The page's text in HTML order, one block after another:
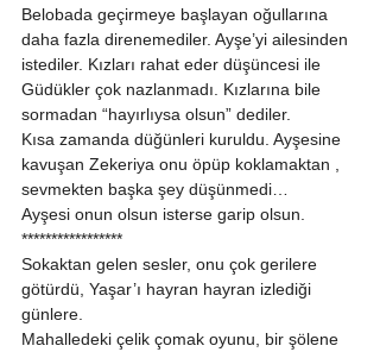
Belobada geçirmeye başlayan oğullarına
daha fazla direnemediler. Ayşe’yi ailesinden
istediler. Kızları rahat eder düşüncesi ile
Güdükler çok nazlanmadı. Kızlarına bile
sormadan “hayırlıysa olsun” dediler.
Kısa zamanda düğünleri kuruldu. Ayşesine
kavuşan Zekeriya onu öpüp koklamaktan ,
sevmekten başka şey düşünmedi…
Ayşesi onun olsun isterse garip olsun.
*****************
Sokaktan gelen sesler, onu çok gerilere
götürdü, Yaşar’ı hayran hayran izlediği
günlere.
Mahalledeki çelik çomak oyunu, bir şölene